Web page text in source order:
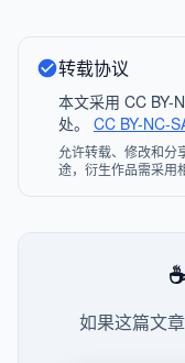
转载协议
本文采用 CC BY-
处。 CC BY-NC-
允许转载、修改和分
途，衍生作品需采用
如果这篇文